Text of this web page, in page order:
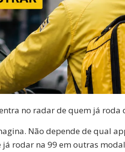
no radar de quem já roda
Não depende de qual
rodar na 99 em outras